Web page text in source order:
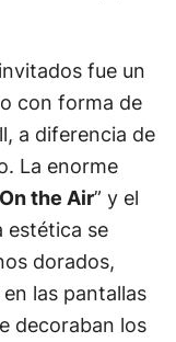
fue un
con forma de
a diferencia de
La enorme
the Air” y el
estética se
dorados,
las pantallas
decoraban los